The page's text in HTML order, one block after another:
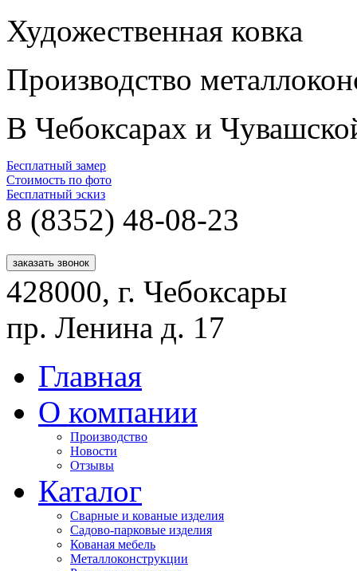
Художественная ковка
Производство
В Чебоксарах и
Бесплатный замер
Стоимость по фото
Бесплатный эскиз
8 (8352) 48-08-23
заказать звонок
428000, г. Чебоксары
пр. Ленина д. 17
Главная
О компании
Производство
Новости
Отзывы
Каталог
Сварные и кованые изделия
Садово-парковые изделия
Кованая мебель
Металлоконструкции